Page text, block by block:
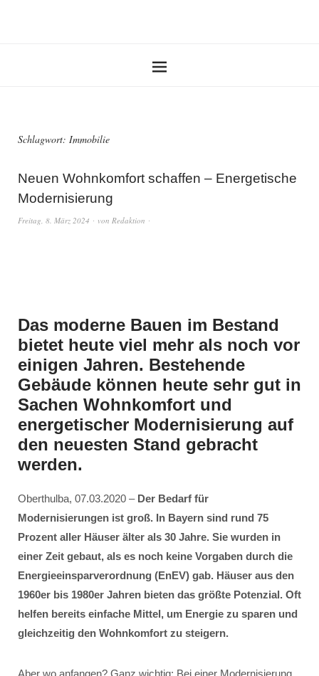
Schlagwort: Immobilie
Neuen Wohnkomfort schaffen – Energetische
Modernisierung
Freitag, 8. März 2024 von Redaktion
Das moderne Bauen im Bestand
bietet heute viel mehr als noch vor
einigen Jahren. Bestehende
Gebäude können heute sehr gut in
Sachen Wohnkomfort und
energetischer Modernisierung auf
den neuesten Stand gebracht
werden.
Oberthulba, 07.03.2020 – Der Bedarf für
Modernisierungen ist groß. In Bayern sind rund 75
Prozent aller Häuser älter als 30 Jahre. Sie wurden in
einer Zeit gebaut, als es noch keine Vorgaben durch die
Energieeinsparverordnung (EnEV) gab. Häuser aus den
1960er bis 1980er Jahren bieten das größte Potenzial. Oft
helfen bereits einfache Mittel, um Energie zu sparen und
gleichzeitig den Wohnkomfort zu steigern.
Aber wo anfangen? Ganz wichtig: Bei einer Modernisierung